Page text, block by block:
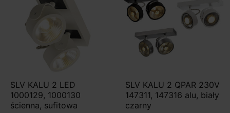
SLV KALU 2 LED
1000129, 1000130
ścienna, sufitowa
SLV KALU 2 QPAR 230V
147311, 147316 alu, biały
czarny